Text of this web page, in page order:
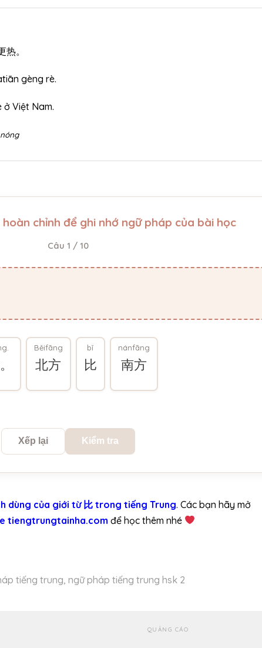
。
gèng rè.
ở Việt Nam.
chỉnh để ghi nhớ ngữ pháp của bài học
Câu 1 / 10
Běifāng
北方
bǐ
比
nánfāng
南方
Xếp lại Kiểm tra
dùng của giới từ 比 trong tiếng Trung. Các bạn hãy mở
tiengtrungtainha.com để học thêm nhé
tiếng trung ngữ pháp tiếng trung hsk 2
QUẢNG CÁO